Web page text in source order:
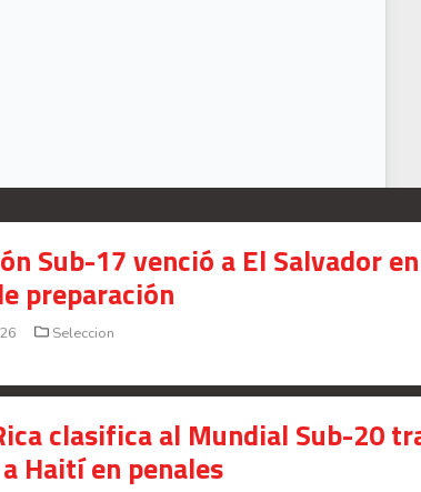
a mejor portero de la Liga francesa
Sub-17 venció a El Salvador en
preparación
Seleccion
clasifica al Mundial Sub-20
Haití en penales